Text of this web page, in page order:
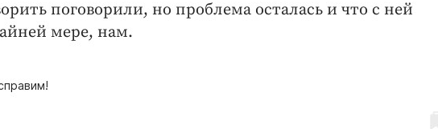
поговорили, но проблема осталась и что с ней
мере, нам.